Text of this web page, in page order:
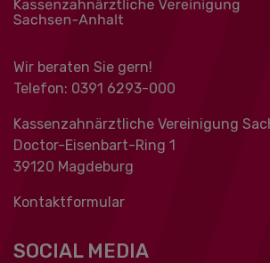
Wir beraten Sie gern!
Telefon: 0391 ‍6293-000
Kassenzahnärztliche Vereinigung
Doctor-Eisenbart-Ring 1
39120 Magdeburg
Kontaktformular
SOCIAL MEDIA